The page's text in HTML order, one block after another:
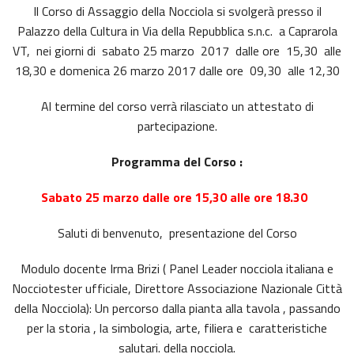
Il Corso di Assaggio della Nocciola si svolgerà presso il
Palazzo della Cultura in Via della Repubblica s.n.c. a Caprarola
VT, nei giorni di sabato 25 marzo 2017 dalle ore 15,30 alle
18,30 e domenica 26 marzo 2017 dalle ore 09,30 alle 12,30
Al termine del corso verrà rilasciato un attestato di
partecipazione.
Programma del Corso :
Sabato 25 marzo dalle ore 15,30 alle ore 18.30
Saluti di benvenuto, presentazione del Corso
Modulo docente Irma Brizi ( Panel Leader nocciola italiana e
Nocciotester ufficiale, Direttore Associazione Nazionale Città
della Nocciola): Un percorso dalla pianta alla tavola , passando
per la storia , la simbologia, arte, filiera e caratteristiche
salutari. della nocciola.